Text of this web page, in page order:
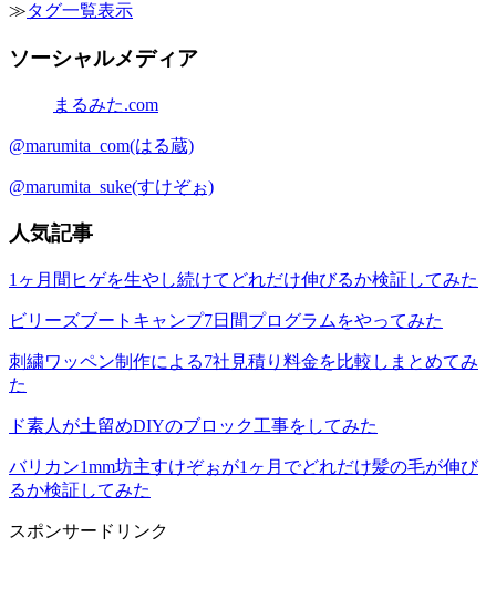
≫タグ一覧表示
ソーシャルメディア
まるみた.com
@marumita_com(はる蔵)
@marumita_suke(すけぞぉ)
人気記事
1ヶ月間ヒゲを生やし続けてどれだけ伸びるか検証してみた
ビリーズブートキャンプ7日間プログラムをやってみた
刺繍ワッペン制作による7社見積り料金を比較しまとめてみ
た
ド素人が土留めDIYのブロック工事をしてみた
バリカン1mm坊主すけぞぉが1ヶ月でどれだけ髪の毛が伸び
るか検証してみた
スポンサードリンク